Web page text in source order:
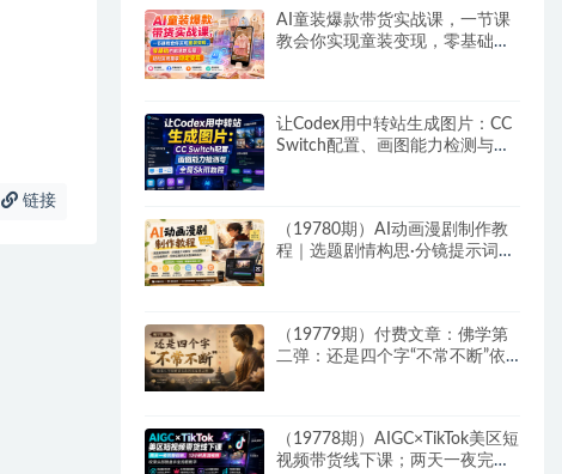
链接
AI童装爆款带货实战课，一节课
教会你实现童装变现，零基础也
让Codex用中转站生成图片：CC
Switch配置、画图能力检测与全
（19780期）AI动画漫剧制作教
程｜选题剧情构思·分镜提示词撰
（19779期）付费文章：佛学第
二弹：还是四个字“不常不断”依
（19778期）AIGC×TikTok美区短
视频带货线下课；两天一夜完整